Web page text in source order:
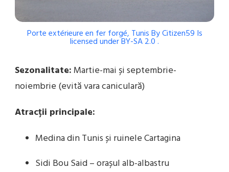
Porte extérieure en fer forgé, TunisByCitizen59 Is
licensed underBY-SA 2.0.
Sezonalitate: Martie-mai și septembrie-
noiembrie (evită vara caniculară)
Atracții principale:
Medina din Tunis și ruinele Cartagina
Sidi Bou Said – orașul alb-albastru